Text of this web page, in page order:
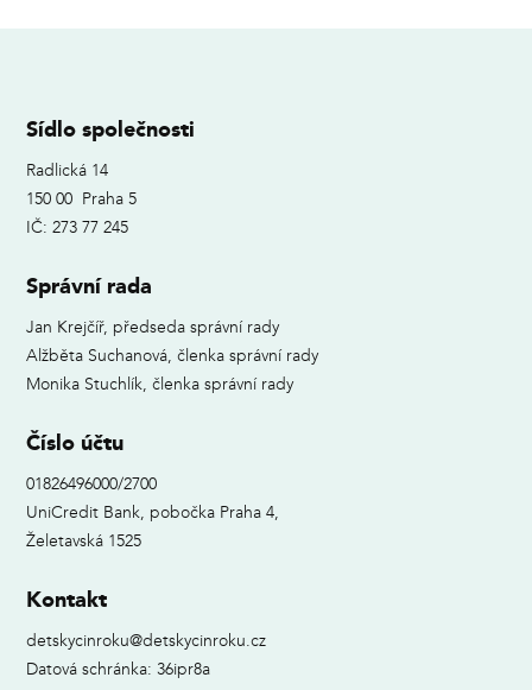
Sídlo společnosti
Radlická 14
150 00 Praha 5
IČ: 273 77 245
Správní rada
Jan Krejčíř, předseda správní rady
Alžběta Suchanová, členka správní rady
Monika Stuchlík, členka správní rady
Číslo účtu
01826496000/2700
UniCredit Bank, pobočka Praha 4,
Želetavská 1525
Kontakt
detskycinroku@detskycinroku.cz
Datová schránka: 36ipr8a